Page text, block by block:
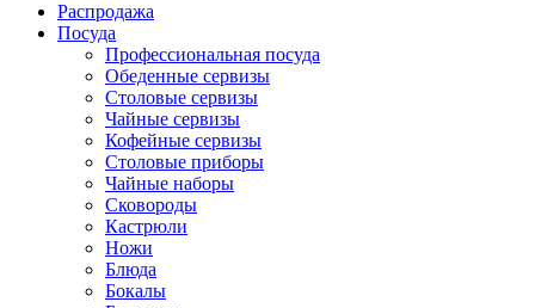
Распродажа
Посуда
Профессиональная посуда
Обеденные сервизы
Столовые сервизы
Чайные сервизы
Кофейные сервизы
Столовые приборы
Чайные наборы
Сковороды
Кастрюли
Ножи
Блюда
Бокалы